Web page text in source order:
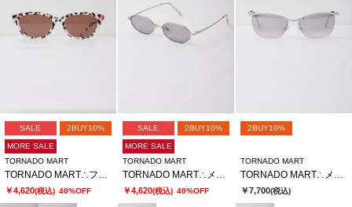
SALE 2BUY10%
MORE SALE
TORNADO MART
￥4,620(税込) 40%OFF
SALE 2BUY10%
MORE SALE
TORNADO MART
￥4,620(税込) 40%OFF
2BUY10%
TORNADO MART
￥7,700(税込)